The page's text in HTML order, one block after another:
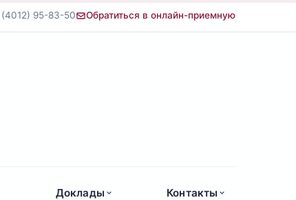
(4012) 95-83-50 Обратиться в онлайн-приемную
Доклады Контакты